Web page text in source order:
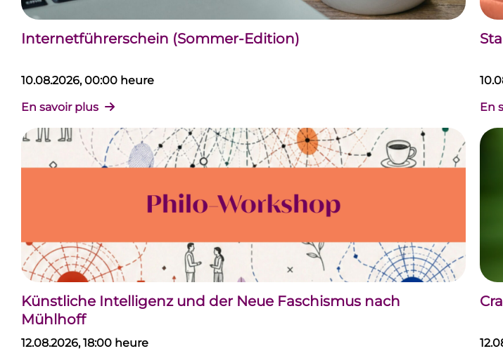
Internetführerschein (Sommer-Edition)
10.08.2026, 00:00 heure
En savoir plus
En
Künstliche Intelligenz und der Neue Faschismus nach
Mühlhoff
12.08.2026, 18:00 heure